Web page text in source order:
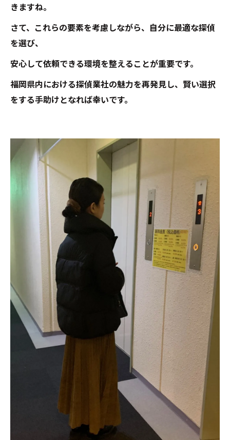
きますね。
さて、これらの要素を考慮しながら、自分に最適な探偵
を選び、
安心して依頼できる環境を整えることが重要です。
福岡県内における探偵業社の魅力を再発見し、賢い選択
をする手助けとなれば幸いです。